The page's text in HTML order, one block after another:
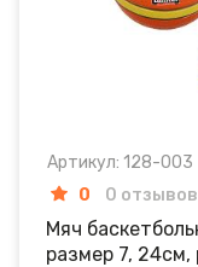
Артикул: 128-003
0
0 отзывов
Мяч
размер 7, 24см,